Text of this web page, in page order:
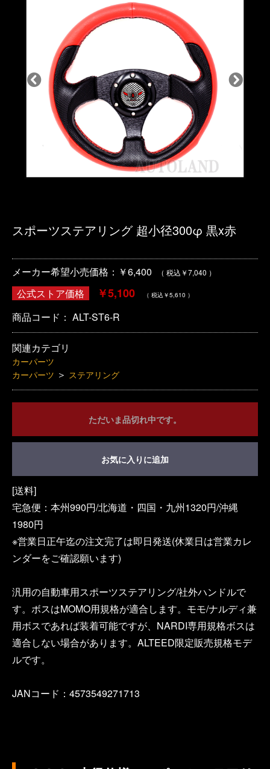
スポーツステアリング 超小径300φ 黒x赤
メーカー希望小売価格：￥6,400 （ 税込￥7,040 ）
公式ストア価格 ￥5,100 （ 税込￥5,610 ）
商品コード： ALT-ST6-R
関連カテゴリ
カーパーツ
カーパーツ ＞ ステアリング
ただいま品切れ中です。
お気に入りに追加
[送料]
宅急便：本州990円/北海道・四国・九州1320円/沖縄
1980円
※営業日正午迄の注文完了は即日発送(休業日は営業カレ
ンダーをご確認願います)
汎用の自動車用スポーツステアリング/社外ハンドルで
す。ボスはMOMO用規格が適合します。モモ/ナルディ兼
用ボスであれば装着可能ですが、NARDI専用規格ボスは
適合しない場合があります。ALTEED限定販売規格モデ
ルです。
JANコード：4573549271713